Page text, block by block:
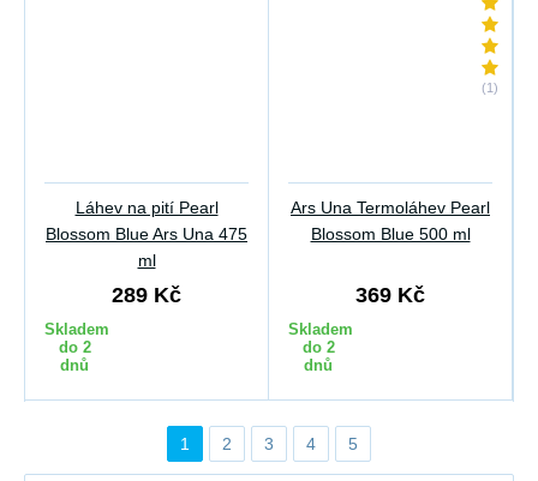
Láhev na pití Pearl
Blossom Blue Ars Una 475
ml
289 Kč
Skladem
do 2
dnů
(1)
Ars Una Termoláhev Pearl
Blossom Blue 500 ml
369 Kč
Skladem
do 2
dnů
1 2 3 4 5